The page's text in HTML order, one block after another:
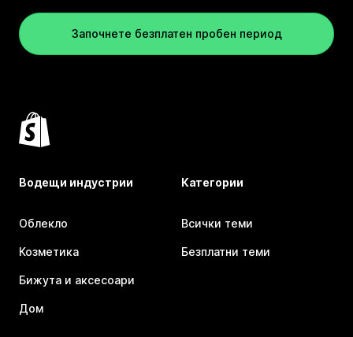
Започнете безплатен пробен период
Водещи индустрии
Облекло
Козметика
Бижута и аксесоари
Дом
Категории
Всички теми
Безплатни теми